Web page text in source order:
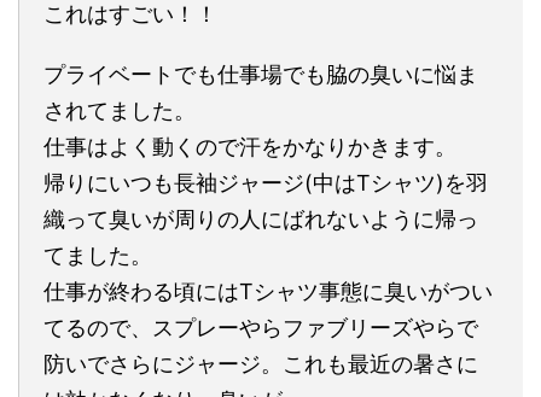
これはすごい！！
プライベートでも仕事場でも脇の臭いに悩ま
されてました。
仕事はよく動くので汗をかなりかきます。
帰りにいつも長袖ジャージ(中はTシャツ)を羽
織って臭いが周りの人にばれないように帰っ
てました。
仕事が終わる頃にはTシャツ事態に臭いがつい
てるので、スプレーやらファブリーズやらで
防いでさらにジャージ。これも最近の暑さに